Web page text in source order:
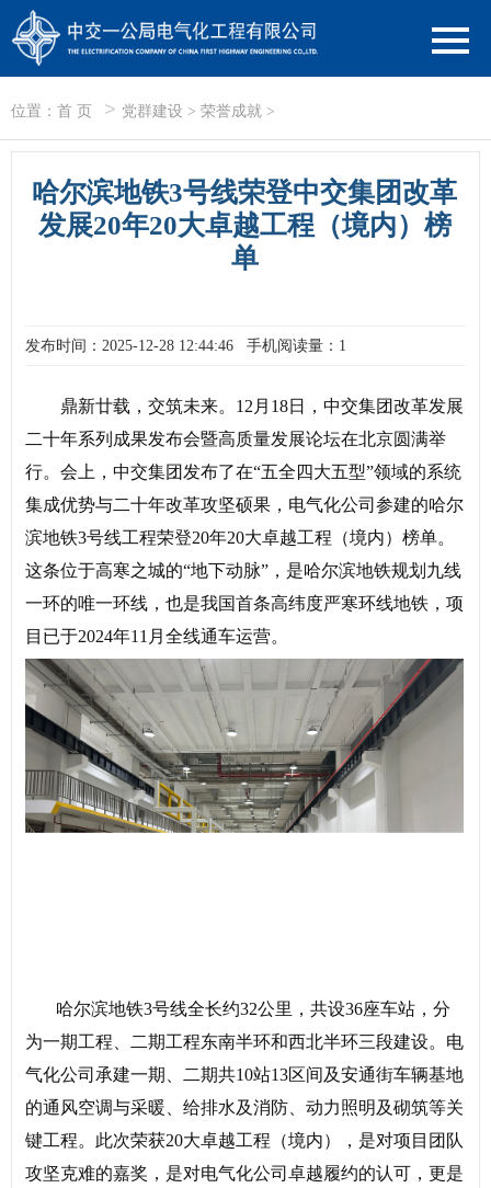
位置： 首 页 > 党群建设 > 荣誉成就 >
哈尔滨地铁3号线荣登中交集团改革
发展20年20大卓越工程（境内）榜
单
发布时间：2025-12-28 12:44:46 手机阅读量：1
鼎新廿载，交筑未来。 12月18日， 中交集团改革发展
二十年系列成果发布会暨高质量发展论坛在北京圆满举
行。 会上，中交集团发布了在“五全四大五型”领域的系统
集成优势与二十年改革攻坚硕果， 电气化公司参建的哈尔
滨地铁3号线工程荣登20年20大卓越工程（境内）榜单。
这条位于高寒之城的“地下动脉”， 是哈尔滨地铁规划九线
一环的唯一环线， 也是我国首条高纬度严寒环线地铁， 项
目已于2024年11月全线通车运营。
哈尔滨地铁3号线全长约32公里， 共设36座车站， 分
为一期工程、
二期工程东南半环和西北半环三段建设。 电
气化公司承建一期、二期共10站13区间 及安通街车辆基地
的通风空调与采暖、 给排水及消防、 动力照明及砌筑等关
键工程。 此次荣获20大卓越工程（境内）， 是对项目团队
攻坚克难的嘉奖， 是对电气化公司卓越履约的认可， 更是